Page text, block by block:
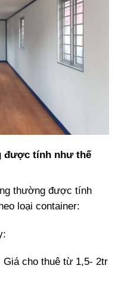
được tính như thế
thường được tính
loại container:
Giá cho thuê từ 1,5- 2tr